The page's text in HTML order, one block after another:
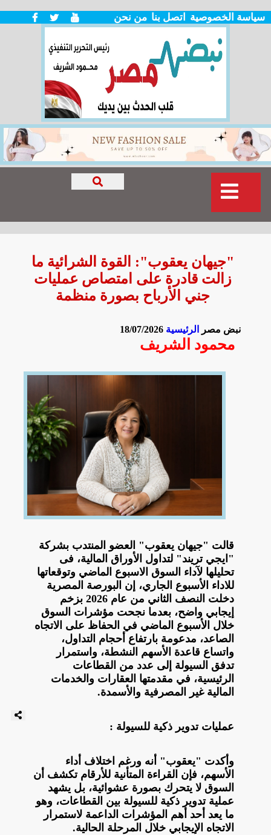
من نحن اتصل بنا سياسة الخصوصية
"جيهان يعقوب": القوة الشرائية ما
زالت قادرة على امتصاص عمليات
جني الأرباح بصورة منظمة
نبض مصر الرئيسية 18/07/2026
محمود الشريف
قالت "جيهان يعقوب" العضو المنتدب بشركة
"ايجي تريند" لتداول الأوراق المالية، فى
تحليلها لآداء السوق الاسبوع الماضي وتوقعاتها
للاداء الأسبوع الجاري، إن البورصة المصرية
دخلت النصف الثاني من عام 2026 بزخم
إيجابي واضح، بعدما نجحت مؤشرات السوق
خلال الأسبوع الماضي في الحفاظ على الاتجاه
الصاعد، مدعومة بارتفاع أحجام التداول،
واتساع قاعدة الأسهم النشطة، واستمرار
تدفق السيولة إلى عدد من القطاعات
الرئيسية، في مقدمتها العقارات والخدمات
المالية غير المصرفية والأسمدة.
عمليات تدوير ذكية للسيولة :
وأكدت "يعقوب" أنه ورغم اختلاف أداء
الأسهم، فإن القراءة المتأنية للأرقام تكشف أن
السوق لا يتحرك بصورة عشوائية، بل يشهد
عملية تدوير ذكية للسيولة بين القطاعات، وهو
ما يعد أحد أهم المؤشرات الداعمة لاستمرار
الاتجاه الإيجابي خلال المرحلة الحالية.